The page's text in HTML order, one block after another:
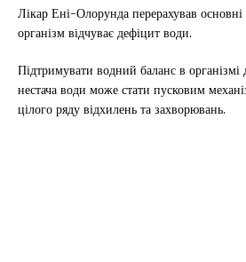
Лікар Ені-Олорунда перерахував
організм відчуває дефіцит води.
Підтримувати водний баланс в
нестача води може стати пусковим
цілого ряду відхилень та захворювань.